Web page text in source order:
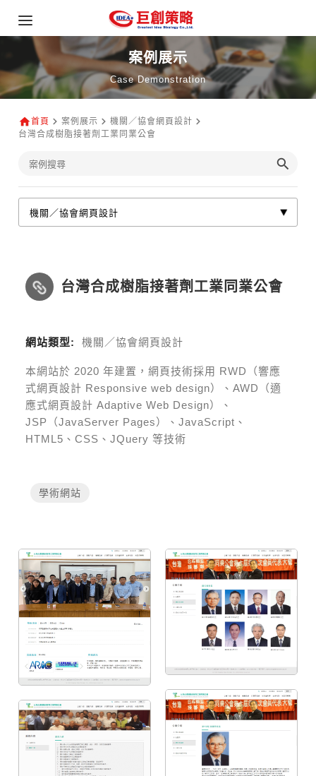
案例展示
Case Demonstration
首頁 案例展示
機關／協會網頁設計
台灣合成樹脂接著劑工業同業公會
台灣合成樹脂接著劑工業同業公會
網站類型: 機關／協會網頁設計
本網站於 2020 年建置，網頁技術採用 RWD（響應
式網頁設計 Responsive web design）、AWD（適
應式網頁設計 Adaptive Web Design）、
JSP（JavaServer Pages）、JavaScript、
HTML5、CSS、JQuery 等技術
學術網站